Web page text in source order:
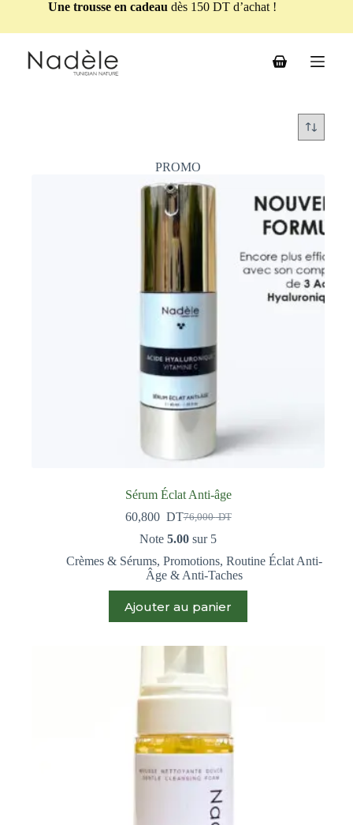
Une trousse en cadeau dès 150 DT d’achat !
PROMO
Sérum Éclat Anti-âge
76,000DT
60,800 DT
Note5.00 sur 5
Crèmes & Sérums, Promotions, Routine Éclat Anti-
Âge & Anti-Taches
Ajouter au panier